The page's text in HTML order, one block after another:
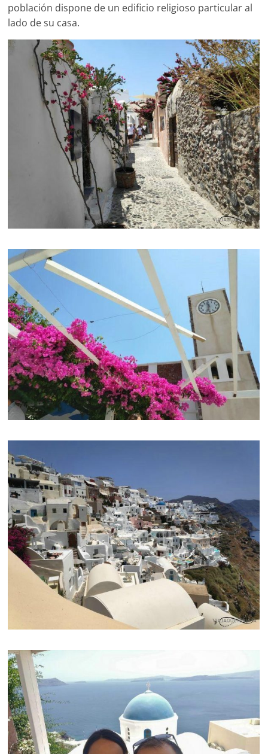
población dispone de un edificio religioso particular al
lado de su casa.